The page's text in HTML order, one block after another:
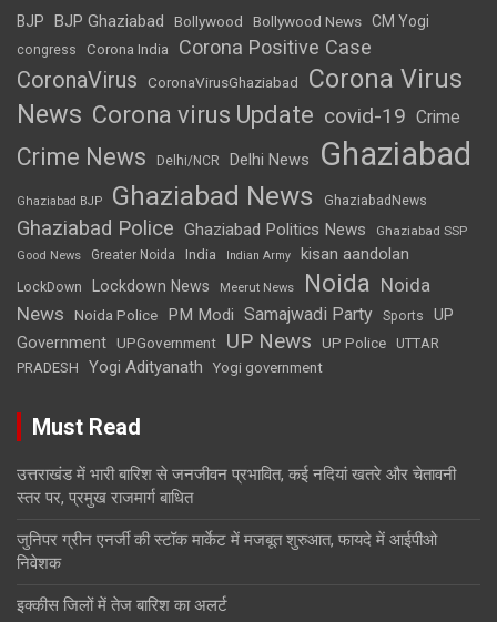
BJP BJP Ghaziabad Bollywood Bollywood News CM Yogi
congress Corona India Corona Positive Case
CoronaVirus CoronaVirusGhaziabad
Corona Virus
News Corona virus Update covid-19 Crime
Crime News Delhi/NCR Delhi News Ghaziabad
Ghaziabad BJP Ghaziabad News GhaziabadNews
Ghaziabad Police Ghaziabad Politics News Ghaziabad SSP
Good News Greater Noida India Indian Army kisan aandolan
LockDown Lockdown News Meerut News Noida Noida
News
Noida Police PM Modi Samajwadi Party Sports
UP
Government UPGovernment UP News UP Police
UTTAR
PRADESH
Yogi Adityanath Yogi government
Must Read
उत्तराखंड में भारी बारिश से जनजीवन प्रभावित, कई नदियां खतरे और चेतावनी
स्तर पर, प्रमुख राजमार्ग बाधित
जुनिपर ग्रीन एनर्जी की स्टॉक मार्केट में मजबूत शुरुआत, फायदे में आईपीओ
निवेशक
इक्कीस जिलों में तेज बारिश का अलर्ट